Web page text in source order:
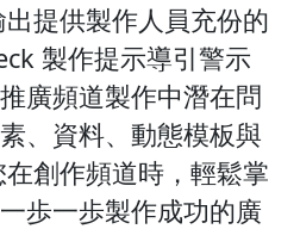
提供製作人員充份的
製作提示導引警示
廣頻道製作中潛在問
、資料、動態模板與
創作頻道時，輕鬆掌
歩一歩製作成功的廣